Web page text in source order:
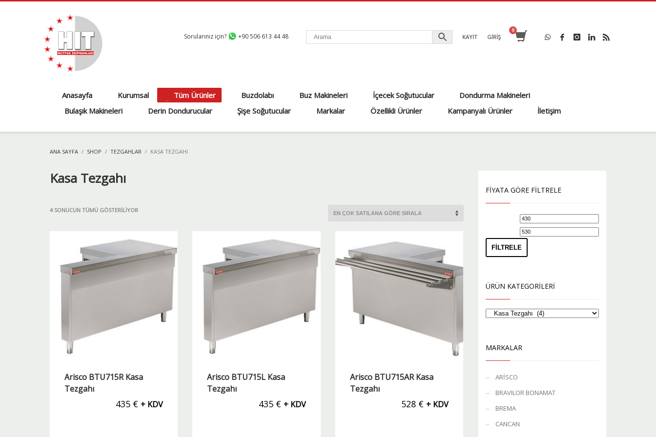
Sorularınız için? +90 506 613 44 48 KAYIT GİRİŞ
Anasayfa Kurumsal Tüm Ürünler Buzdolabı Buz Makineleri İçecek Soğutucular
Dondurma Makineleri
Bulaşık Makineleri
Derin Dondurucular Şişe Soğutucular Markalar Özellikli Ürünler Kampanyalı Ürünler İletişim
ANA SAYFA SHOP TEZGAHLAR KASA TEZGAHI
Kasa Tezgahı
4 SONUCUN TÜMÜ GÖSTERILIYORPOPÜLERLIĞE
Arisco BTU715R Kasa
Tezgahı
435 € + KDV
Arisco BTU715L Kasa
Tezgahı
435 € + KDV
Arisco BTU715AR Kasa
Tezgahı
528 € + KDV
FIYATA GÖRE FILTRELE
En
düşük
fiyat
FILTRELE
ÜRÜN KATEGORILERI
MARKALAR
ARİSCO
BRAVILOR BONAMAT
BREMA
CANCAN